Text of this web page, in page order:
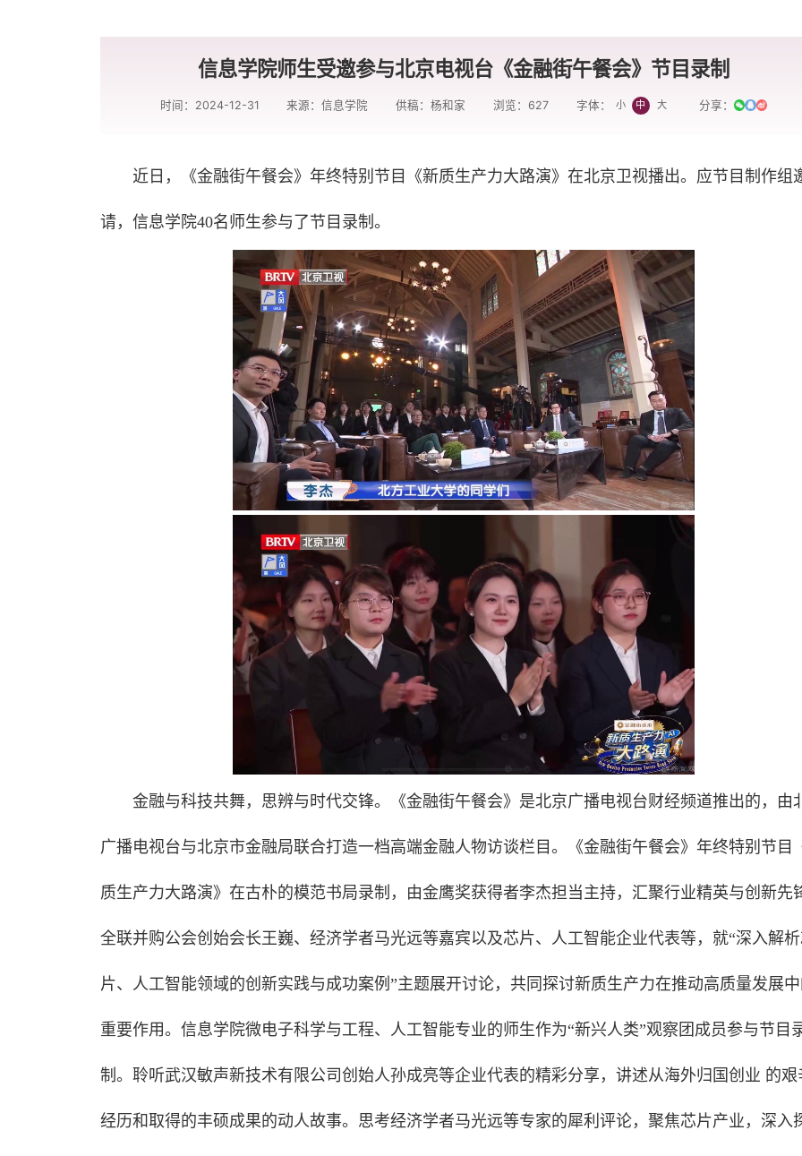
信息学院师生受邀参与北京电视台《金融街午餐会》节目录制
时间：2024-12-31 来源：信息学院 供稿：杨和家 浏览： 627 字体： 小 中 大 分享：
近日，《金融街午餐会》年终特别节目《新质生产力大路演》在北京卫视播出。应节目制作组
请，信息学院40名师生参与了节目录制。
金融与科技共舞，思辨与时代交锋。《金融街午餐会》是北京广播电视台财经频道推出的，由
广播电视台与北京市金融局联合打造一档高端金融人物访谈栏目。《金融街午餐会》年终特别节目
质生产力大路演》在古朴的模范书局录制，由金鹰奖获得者李杰担当主持，汇聚行业精英与创新先
全联并购公会创始会长王巍、经济学者马光远等嘉宾以及芯片、人工智能企业代表等，就“深入解
片、人工智能领域的创新实践与成功案例”主题展开讨论，共同探讨新质生产力在推动高质量发展
重要作用。信息学院微电子科学与工程、人工智能专业的师生作为“新兴人类”观察团成员参与节目
制。聆听武汉敏声新技术有限公司创始人孙成亮等企业代表的精彩分享，讲述从海外归国创业 的艰
经历和取得的丰硕成果的动人故事。思考经济学者马光远等专家的犀利评论，聚焦芯片产业，深入